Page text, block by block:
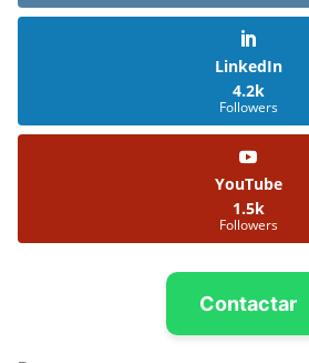
LinkedIn
4.2k
Followers
YouTube
1.5k
Followers
Contactar